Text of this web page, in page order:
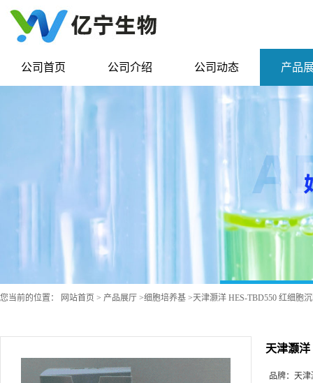
公司首页 公司介绍 公司动态 产品
您当前的位置： 网站首页 > 产品展厅 >细胞培养基 >天津灏洋 HES-TBD550 红细胞
天津灏
品牌： 天津